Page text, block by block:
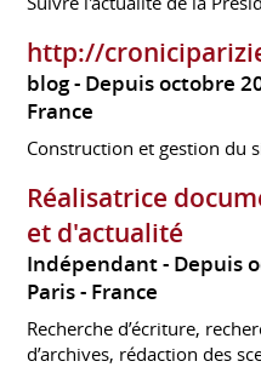
http://
blog Depuis octobre
France
Construction et gestion du
Réalisatrice
et d'actualité
Indépendant Depuis
Paris
France
Recherche d’écriture,
d’archives, rédaction des